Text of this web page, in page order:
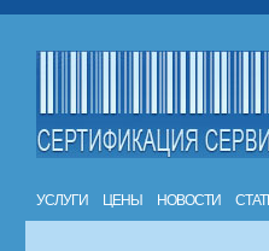
УСЛУГИ ЦЕНЫ НОВОСТИ